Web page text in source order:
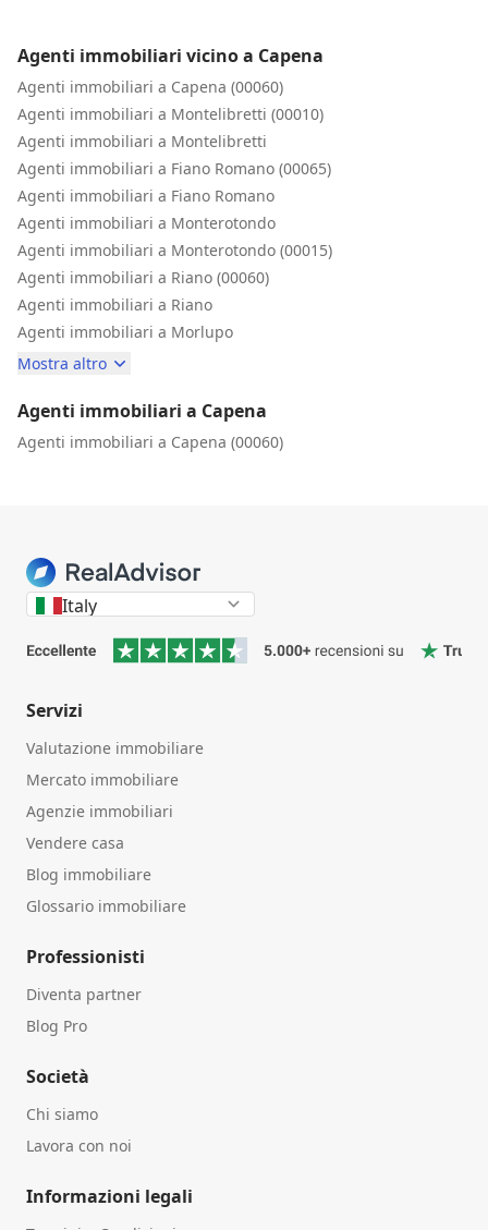
Agenti immobiliari vicino a Capena
Agenti immobiliari a Capena (00060)
Agenti immobiliari a Montelibretti (00010)
Agenti immobiliari a Montelibretti
Agenti immobiliari a Fiano Romano (00065)
Agenti immobiliari a Fiano Romano
Agenti immobiliari a Monterotondo
Agenti immobiliari a Monterotondo (00015)
Agenti immobiliari a Riano (00060)
Agenti immobiliari a Riano
Agenti immobiliari a Morlupo
Mostra altro
Agenti immobiliari a Capena
Agenti immobiliari a Capena (00060)
Italy
Servizi
Valutazione immobiliare
Mercato immobiliare
Agenzie immobiliari
Vendere casa
Blog immobiliare
Glossario immobiliare
Professionisti
Diventa partner
Blog Pro
Società
Chi siamo
Lavora con noi
Informazioni legali